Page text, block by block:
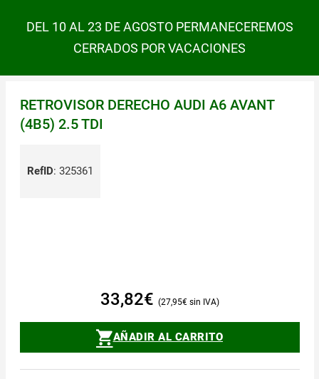
DEL 10 AL 23 DE AGOSTO PERMANECEREMOS
CERRADOS POR VACACIONES
RETROVISOR DERECHO AUDI A6 AVANT
(4B5) 2.5 TDI
RefID: 325361
33,82€ 27,95€
AÑADIR AL CARRITO